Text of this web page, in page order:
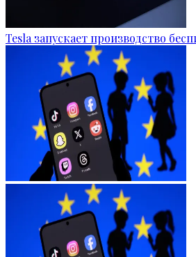
Tesla запускает производство